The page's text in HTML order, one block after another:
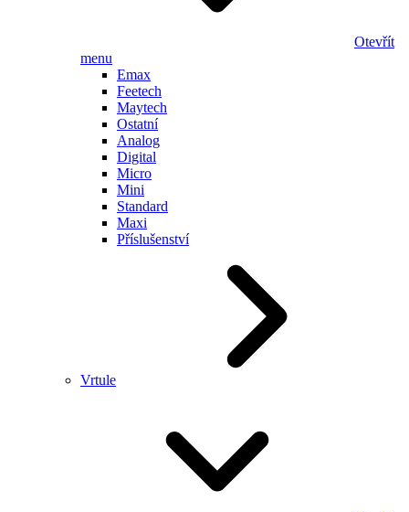
Otevřít
menu
Emax
Feetech
Maytech
Ostatní
Analog
Digital
Micro
Mini
Standard
Maxi
Příslušenství
Vrtule